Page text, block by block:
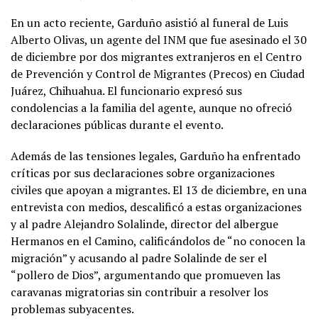
En un acto reciente, Garduño asistió al funeral de Luis
Alberto Olivas, un agente del INM que fue asesinado el 30
de diciembre por dos migrantes extranjeros en el Centro
de Prevención y Control de Migrantes (Precos) en Ciudad
Juárez, Chihuahua. El funcionario expresó sus
condolencias a la familia del agente, aunque no ofreció
declaraciones públicas durante el evento.
Además de las tensiones legales, Garduño ha enfrentado
críticas por sus declaraciones sobre organizaciones
civiles que apoyan a migrantes. El 13 de diciembre, en una
entrevista con medios, descalificó a estas organizaciones
y al padre Alejandro Solalinde, director del albergue
Hermanos en el Camino, calificándolos de “no conocen la
migración” y acusando al padre Solalinde de ser el
“pollero de Dios”, argumentando que promueven las
caravanas migratorias sin contribuir a resolver los
problemas subyacentes.